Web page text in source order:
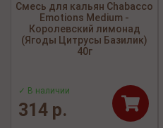
Смесь для кальян Chabacco
Emotions Medium -
Королевский лимонад
(Ягоды Цитрусы Базилик)
40г
✓ В наличии
314 р.